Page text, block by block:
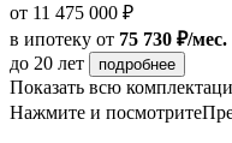
от 11 475 000 ₽
в ипотеку от 75 730 ₽/мес.
до 20 лет
подробнее
Показать всю
Нажмите и посмотрите